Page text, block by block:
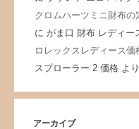
クロムハーツミニ財布
に がま口 財布 レディー
ロレックスレディース価
スプローラー 2 価格より
アーカイブ